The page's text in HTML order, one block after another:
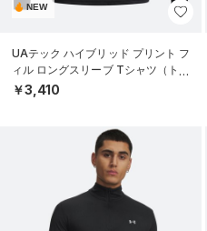
NEW
UAテック ハイブリッド プリント フ
ィル ロングスリーブ Tシャツ（トレ
ーニング/BOYS）
￥3,410